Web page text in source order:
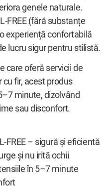
genele naturale.
FREE (fără substanțe
experiență confortabilă
lucru sigur pentru stilistă.
care oferă servicii de
fir, acest produs
minute, dizolvând
sau disconfort.
FREE – sigură și eficientă
și nu irită ochii
în 5–7 minute